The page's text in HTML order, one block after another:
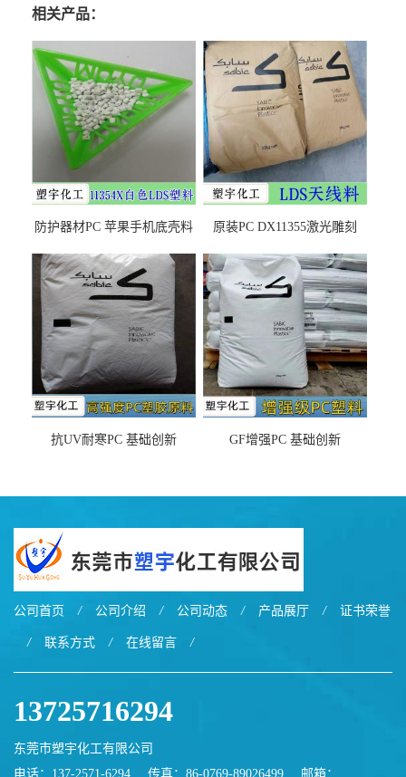
相关产品：
防护器材PC 苹果手机底壳料
之忧
原装PC DX11355激光雕刻
抗UV耐寒PC 基础创新
GF增强PC 基础创新
公司首页 / 公司介绍 / 公司动态 / 产品展厅 / 证书荣誉
/ 联系方式 / 在线留言 /
13725716294
东莞市塑宇化工有限公司
电话：137-2571-6294
传真：86-0769-89026499 邮箱：